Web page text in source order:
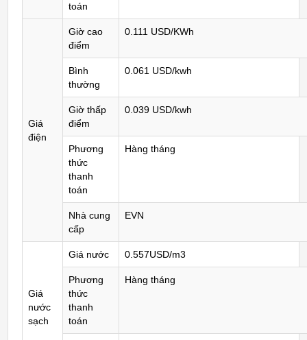
toán
Giá
điện
Giờ cao
điểm
0.111 USD/KWh
Bình
thường
0.061 USD/kwh
Giờ thấp
điểm
0.039 USD/kwh
Phương
thức
thanh
toán
Hàng tháng
Nhà cung
cấp
EVN
Giá
nước
sạch
Giá nước 0.557USD/m3
Phương
thức
thanh
toán
Hàng tháng